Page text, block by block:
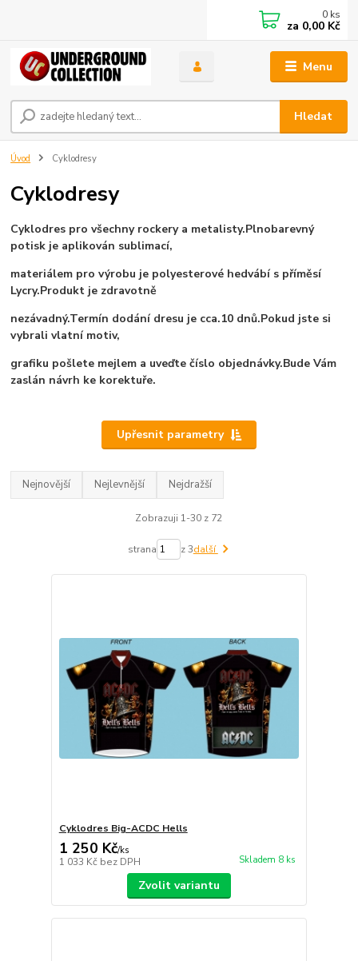
Menu
Hledat
0 ks
za 0,00 Kč
Úvod Cyklodresy
Cyklodresy
Cyklodres pro všechny rockery a metalisty.Plnobarevný
potisk je aplikován sublimací,
materiálem pro výrobu je polyesterové hedvábí s příměsí
Lycry.Produkt je zdravotně
nezávadný.Termín dodání dresu je cca.10 dnů.Pokud jste si
vybrali vlatní motiv,
grafiku pošlete mejlem a uveďte číslo objednávky.Bude Vám
zaslán návrh ke korektuře.
Upřesnit parametry
Nejnovější Nejlevnější Nejdražší
Zobrazuji 1-30 z 72
strana z 3další
Cyklodres Big-ACDC Hells
1 250 Kč/ks
1 033 Kč bez DPH Skladem 8 ks
Zvolit variantu